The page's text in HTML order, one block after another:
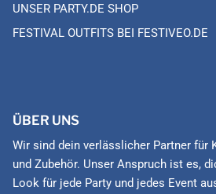
UNSER PARTY.DE SHOP
FESTIVAL OUTFITS BEI FESTIVEO.DE
ÜBER UNS
Wir sind dein verlässlicher Partner für
und Zubehör. Unser Anspruch ist es,
Look für jede Party und jedes Event